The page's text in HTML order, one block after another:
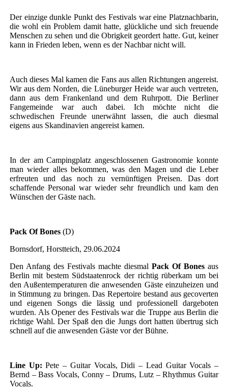
Der einzige dunkle Punkt des Festivals war eine Platznachbarin,
die wohl ein Problem damit hatte, glückliche und sich freuende
Menschen zu sehen und die Obrigkeit geordert hatte. Gut, keiner
kann in Frieden leben, wenn es der Nachbar nicht will.
Auch dieses Mal kamen die Fans aus allen Richtungen angereist.
Wir aus dem Norden, die Lüneburger Heide war auch vertreten,
dann aus dem Frankenland und dem Ruhrpott. Die Berliner
Fangemeinde war auch dabei. Ich möchte nicht die
schwedischen Freunde unerwähnt lassen, die auch diesmal
eigens aus Skandinavien angereist kamen.
In der am Campingplatz angeschlossenen Gastronomie konnte
man wieder alles bekommen, was den Magen und die Leber
erfreuten und das noch zu vernünftigen Preisen. Das dort
schaffende Personal war wieder sehr freundlich und kam den
Wünschen der Gäste nach.
Pack Of Bones(D)
Bornsdorf, Horstteich, 29.06.2024
Den Anfang des Festivals machte diesmalPack Of Bones aus
Berlin mit bestem Südstaatenrock der richtig rüberkam um bei
den Außentemperaturen die anwesenden Gäste einzuheizen und
in Stimmung zu bringen. Das Repertoire bestand aus gecoverten
und eigenen Songs die lässig und professionell dargeboten
wurden. Als Opener des Festivals war die Truppe aus Berlin die
richtige Wahl. Der Spaß den die Jungs dort hatten übertrug sich
schnell auf die anwesenden Gäste vor der Bühne.
Line Up: Pete – Guitar Vocals, Didi – Lead Guitar Vocals –
Bernd – Bass Vocals, Conny – Drums, Lutz – Rhythmus Guitar
Vocals.